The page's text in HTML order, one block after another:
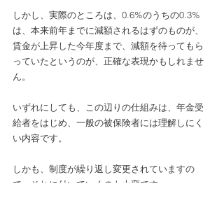
しかし、実際のところは、0.6%のうちの0.3%
は、本来前年までに減額されるはずのものが、
賃金が上昇した今年度まで、減額を待ってもら
っていたというのが、正確な表現かもしれませ
ん。
いずれにしても、この辺りの仕組みは、年金受
給者をはじめ、一般の被保険者には理解しにく
い内容です。
しかも、制度が繰り返し変更されていますの
で、それに付いていくのも大変です。